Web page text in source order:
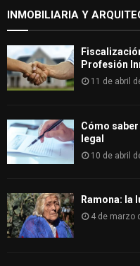
INMOBILIARIA Y
Profesión
11 de abril
Cómo
legal
10 de abril
Ramona: la
4 de marzo